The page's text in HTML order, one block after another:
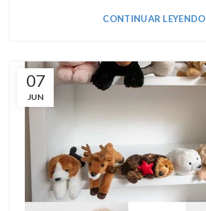
CONTINUAR LEYENDO
07
JUN